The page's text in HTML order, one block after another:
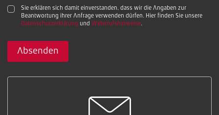
Sie erklären sich damit einverstanden, dass wir die Angaben zur
Beantwortung ihrer Anfrage verwenden dürfen. Hier finden Sie unsere
Datenschutzerklärung und Widerrufshinweise.
Absenden